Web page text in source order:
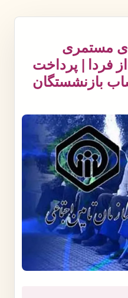
مستمری
فردا | پرداخت
بازنشستگان